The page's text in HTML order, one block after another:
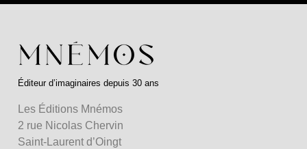
Éditeur d’imaginaires depuis 30 ans
Les Éditions Mnémos
2 rue Nicolas Chervin
Saint-Laurent d’Oingt